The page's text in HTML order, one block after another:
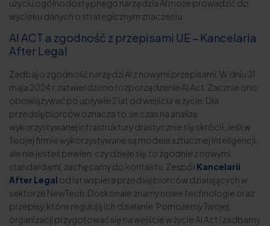
użyciu ogólnodostępnego narzędzia AI może prowadzić do
wycieku danych o strategicznym znaczeniu.
AI ACT a zgodność z przepisami UE – Kancelaria
After Legal
Zadbaj o zgodność narzędzi AI z nowymi przepisami. W dniu 21
maja 2024 r. zatwierdzono rozporządzenie AI Act. Zacznie ono
obowiązywać po upływie 2 lat od wejścia w życie. Dla
przedsiębiorców oznacza to, że czas na analizę
wykorzystywanej infrastruktury drastycznie się skrócił. Jeśli w
Twojej firmie wykorzystywane są modele sztucznej inteligencji,
ale nie jesteś pewien, czy dzieje się to zgodnie z nowymi
standardami, zachęcamy do kontaktu. ZespółKancelarii
After Legal od lat wspiera przedsiębiorców działających w
sektorze NewTech. Doskonale znamy nowe technologie oraz
przepisy, które regulują ich działanie. Pomożemy Twojej
organizacji przygotować się na wejście w życie AI Act i zadbamy